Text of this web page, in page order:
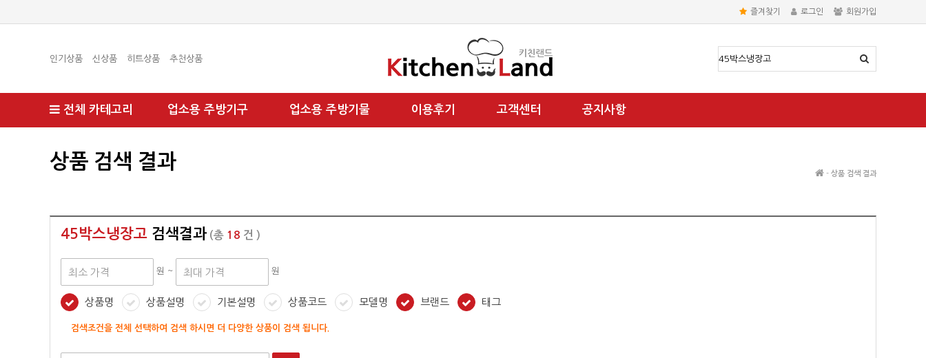
즐겨찾기 로그인 회원가입
인기상품 신상품 히트상품 추천상품
전체 카테고리 업소용 주방기구 업소용 주방기물 이용후기 고객센터 공지사항
상품 검색 결과
- 상품 검색 결과
45박스냉장고 검색결과(총 18 건 )
원 ~ 원
상품명 상품설명 기본설명 상품코드 모델명 브랜드 태그
검색조건을 전체 선택하여 검색 하시면 더 다양한 상품이 검색 됩니다.